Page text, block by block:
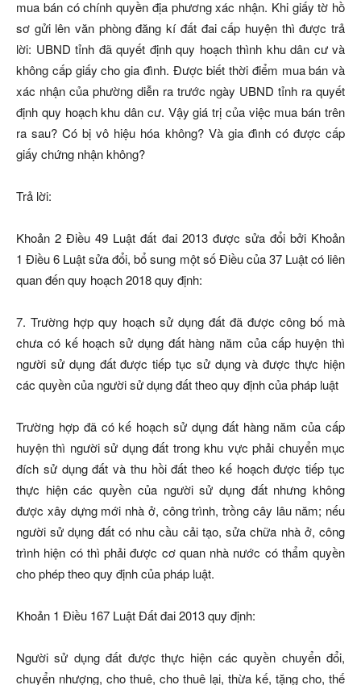
mua bán có chính quyền địa phương xác nhận. Khi giấy tờ hồ
sơ gửi lên văn phòng đăng kí đất đai cấp huyện thì được trả
lời: UBND tỉnh đã quyết định quy hoạch thình khu dân cư và
không cấp giấy cho gia đình. Được biết thời điểm mua bán và
xác nhận của phường diễn ra trước ngày UBND tỉnh ra quyết
định quy hoạch khu dân cư. Vậy giá trị của việc mua bán trên
ra sau? Có bị vô hiệu hóa không? Và gia đình có được cấp
giấy chứng nhận không?
Trả lời:
Khoản 2 Điều 49 Luật đất đai 2013 được sửa đổi bởi Khoản
1 Điều 6 Luật sửa đổi, bổ sung một số Điều của 37 Luật có liên
quan đến quy hoạch 2018 quy định:
7. Trường hợp quy hoạch sử dụng đất đã được công bố mà
chưa có kế hoạch sử dụng đất hàng năm của cấp huyện thì
người sử dụng đất được tiếp tục sử dụng và được thực hiện
các quyền của người sử dụng đất theo quy định của pháp luật
Trường hợp đã có kế hoạch sử dụng đất hàng năm của cấp
huyện thì người sử dụng đất trong khu vực phải chuyển mục
đích sử dụng đất và thu hồi đất theo kế hoạch được tiếp tục
thực hiện các quyền của người sử dụng đất nhưng không
được xây dựng mới nhà ở, công trình, trồng cây lâu năm; nếu
người sử dụng đất có nhu cầu cải tạo, sửa chữa nhà ở, công
trình hiện có thì phải được cơ quan nhà nước có thẩm quyền
cho phép theo quy định của pháp luật.
Khoản 1 Điều 167 Luật Đất đai 2013 quy định:
Người sử dụng đất được thực hiện các quyền chuyển đổi,
chuyển nhượng, cho thuê, cho thuê lại, thừa kế, tặng cho, thế